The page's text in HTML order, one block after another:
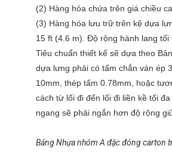
(2) Hàng hóa chứa trên giá chiều
(3) Hàng hóa lưu trữ trên kệ dựa
15 ft (4.6 m). Độ rộng hành lang tối
Tiêu chuẩn thiết kế sẽ dựa theo
dựa lưng phải có tấm chắn ván ép
10mm, thép tấm 0.78mm, hoặc
cách từ lối đi đến lối đi liền kề tối
ngang sẽ phải ngắn hơn độ rộng
Bảng Nhựa nhóm A đặc đóng carton